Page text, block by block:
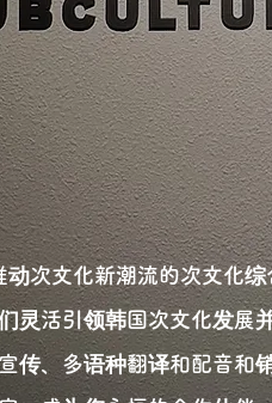
动次文化新潮流的次文化
灵活引领韩国次文化发展
传、多语种翻译和配音和